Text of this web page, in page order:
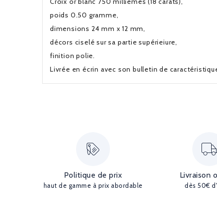
poids 0.50 gramme,
dimensions 24 mm x 12 mm,
décors ciselé sur sa partie supérieiure,
finition polie.
Livrée en écrin avec son bulletin de
Politique de prix
haut de gamme à prix abordable
Livraison
dès 50€